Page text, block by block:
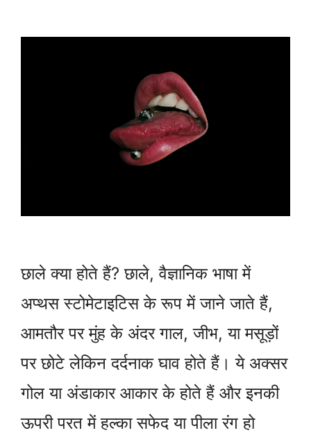
छाले क्या होते हैं? छाले, वैज्ञानिक भाषा में
अप्थस स्टोमेटाइटिस के रूप में जाने जाते हैं,
आमतौर पर मुंह के अंदर गाल, जीभ, या मसूड़ों
पर छोटे लेकिन दर्दनाक घाव होते हैं। ये अक्सर
गोल या अंडाकार आकार के होते हैं और इनकी
ऊपरी परत में हल्का सफेद या पीला रंग हो